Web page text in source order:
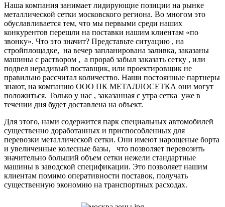
Наша компания занимает лидирующие позиции на рынке
металлической сетки московского региона. Во многом это
обуславливается тем, что мы первыми среди наших
конкурентов перешли на поставки нашим клиентам «по
звонку». Что это значит? Представьте ситуацию , на
стройплощадке, на вечер запланирована заливка, заказаны
машины с раствором , а прораб забыл заказать сетку , или
подвел нерадивый поставщик, или проектировщик не
правильно рассчитал количество. Наши постоянные партнеры
знают, на компанию ООО ПК МЕТАЛЛОСЕТКА они могут
положиться. Только у нас , заказанная с утра сетка уже в
течении дня будет доставлена на объект.
Для этого, нами содержится парк специальных автомобилей
существенно доработанных и приспособленных для
перевозки металлической сетки. Они имеют нарощеные борта
и увеличенные колесные базы, что позволяет перевозить
значительно больший объем сетки нежели стандартные
машины в заводской спецификации. Это позволяет нашим
клиентам помимо оперативности поставок, получать
существенную экономию на транспортных расходах.